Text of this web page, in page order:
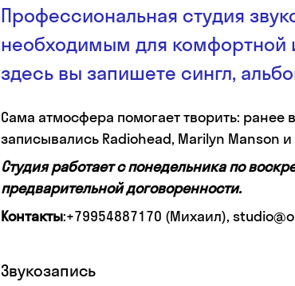
Профессиональная студия
необходимым для комфортной
здесь вы запишете сингл,
Сама атмосфера помогает творить:
записывались Radiohead, Marilyn Manson
Студия работает с понедельника по
предварительной договоренности.
Контакты:+79954887170 (Михаил),
Звукозапись